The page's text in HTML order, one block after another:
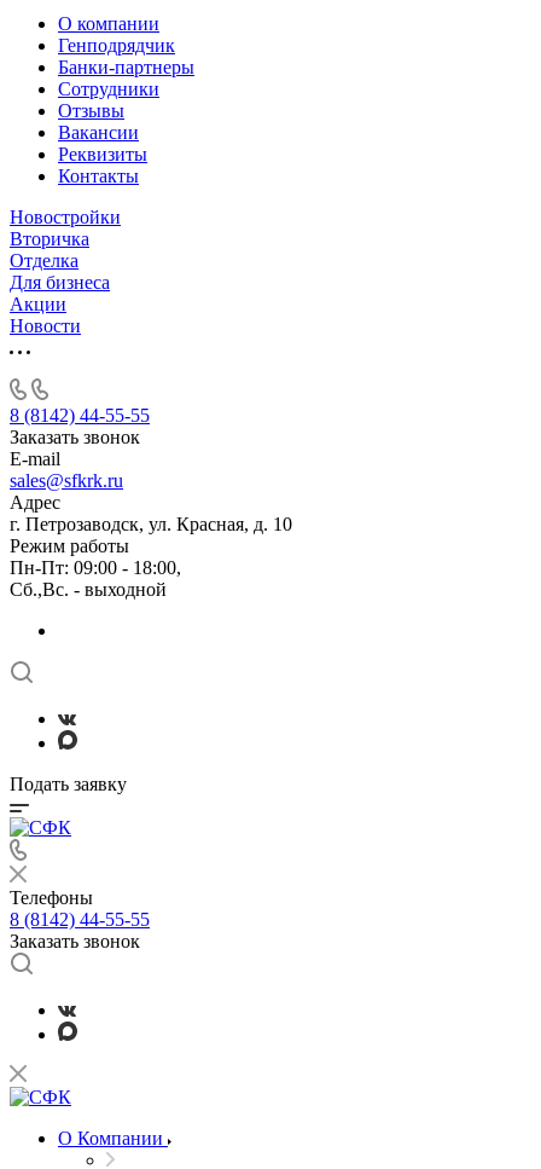
О компании
Генподрядчик
Банки-партнеры
Сотрудники
Отзывы
Вакансии
Реквизиты
Контакты
Новостройки
Вторичка
Отделка
Для бизнеса
Акции
Новости
8 (8142) 44-55-55
Заказать звонок
E-mail
sales@sfkrk.ru
Адрес
г. Петрозаводск, ул. Красная, д. 10
Режим работы
Пн-Пт: 09:00 - 18:00,
Сб.,Вс. - выходной
Подать заявку
Телефоны
8 (8142) 44-55-55
Заказать звонок
О Компании